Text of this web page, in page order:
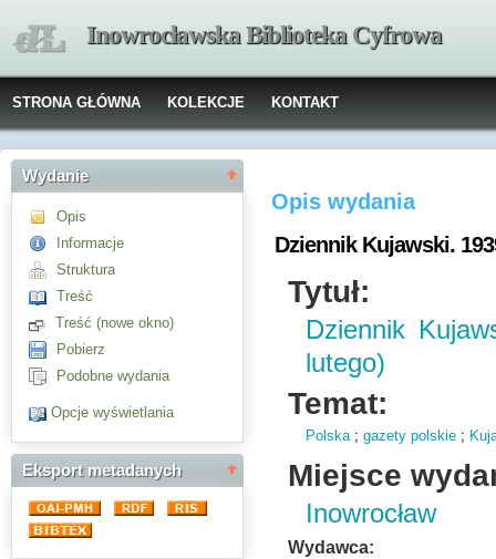
Inowrocławska Biblioteka Cyfrowa
STRONA GŁÓWNA KOLEKCJE KONTAKT
Wydanie
Opis
Informacje
Struktura
Treść
Treść (nowe okno)
Pobierz
Podobne wydania
Opcje wyświetlania
Eksport metadanych
Opis wydania
Dziennik Kujawski.
Tytuł:
Dziennik
lutego)
Temat:
Polska;gazety polskie ;
Miejsce
Inowrocław
Wydawca: